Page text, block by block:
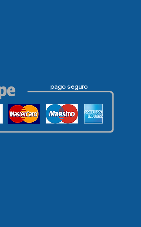
pago seguro